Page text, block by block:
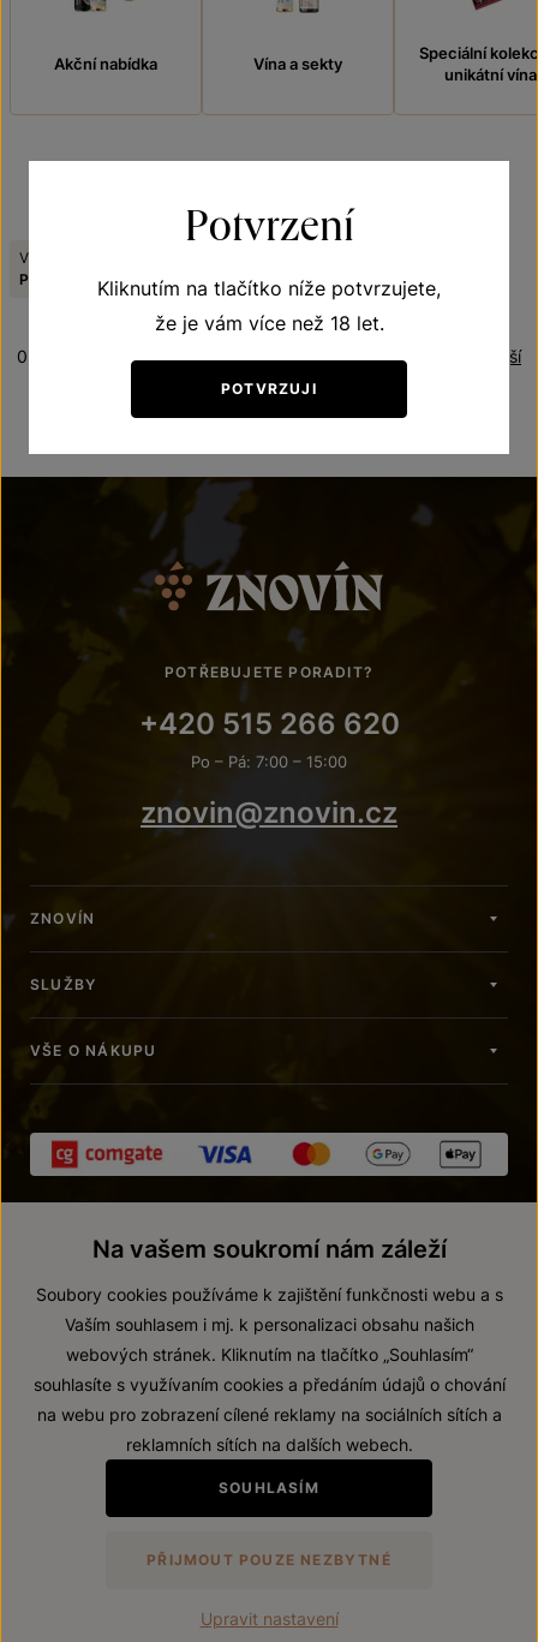
Akční nabídka Vína a sekty
Speciální
unikátní vína
Viniční trať:
Punty
Frizzante
Nejlevnější
Řazení:
0 produktů
POTŘEBUJETE PORADIT?
+420 515 266 620
Po – Pá: 7:00 – 15:00
znovin@znovin.cz
ZNOVÍN
SLUŽBY
VŠE O NÁKUPU
© 2026 ZNOVÍN ZNOJMO, a. s.
Prohlášení o přístupnosti
Zákaz prodeje alkoholických nápojů osobám mladším 18 let.
VytvořilwebProgress
Potvrzení
Kliknutím na tlačítko níže potvrzujete,
že je vám více než 18 let.
POTVRZUJI
Na vašem soukromí nám záleží
Soubory cookies používáme k zajištění funkčnosti webu a s
Vaším souhlasem i mj. k personalizaci obsahu našich
webových stránek. Kliknutím na tlačítko „Souhlasím“
souhlasíte s využívaním cookies a předáním údajů o chování
na webu pro zobrazení cílené reklamy na sociálních sítích a
reklamních sítích na dalších webech.
SOUHLASÍM
PŘIJMOUT POUZE NEZBYTNÉ
Upravit nastavení